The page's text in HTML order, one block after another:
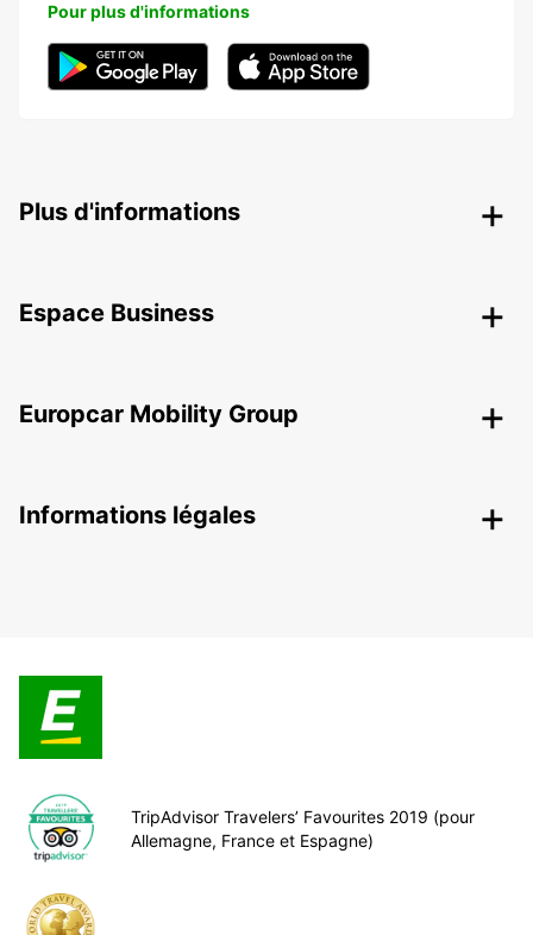
Pour plus d'informations
Plus d'informations
Espace Business
Europcar Mobility Group
Informations légales
TripAdvisor Travelers’ Favourites 2019 (pour
Allemagne, France et Espagne)